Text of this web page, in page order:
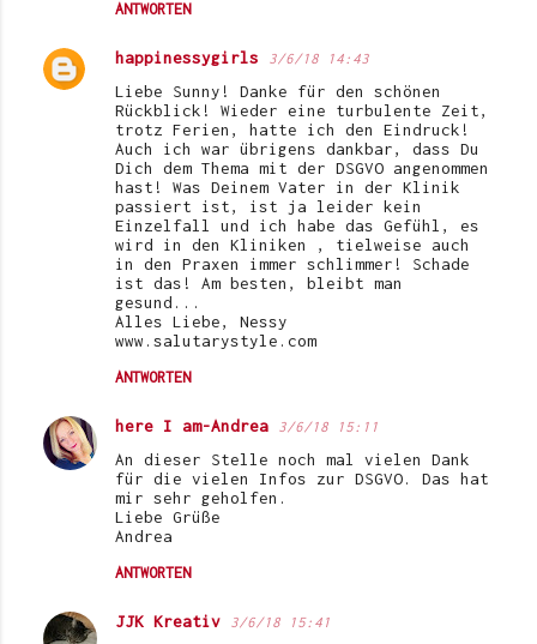
ANTWORTEN
happinessygirls 3/6/18 14:43
Liebe Sunny! Danke für den schönen
Rückblick! Wieder eine turbulente Zeit,
trotz Ferien, hatte ich den Eindruck!
Auch ich war übrigens dankbar, dass Du
Dich dem Thema mit der DSGVO angenommen
hast! Was Deinem Vater in der Klinik
passiert ist, ist ja leider kein
Einzelfall und ich habe das Gefühl, es
wird in den Kliniken , tielweise auch
in den Praxen immer schlimmer! Schade
ist das! Am besten, bleibt man
gesund...
Alles Liebe, Nessy
www.salutarystyle.com
ANTWORTEN
here I am-Andrea 3/6/18 15:11
An dieser Stelle noch mal vielen Dank
für die vielen Infos zur DSGVO. Das hat
mir sehr geholfen.
Liebe Grüße
Andrea
ANTWORTEN
JJK Kreativ 3/6/18 15:41